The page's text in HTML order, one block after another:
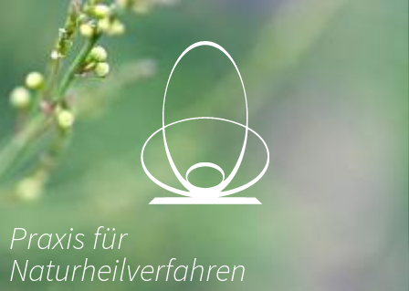
Praxis für
Naturheilverfahren